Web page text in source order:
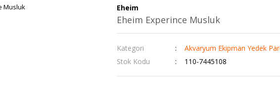
Eheim
Eheim Experince Musluk
Kategori
Akvaryum Ekipman Yedek
Stok Kodu
110-7445108